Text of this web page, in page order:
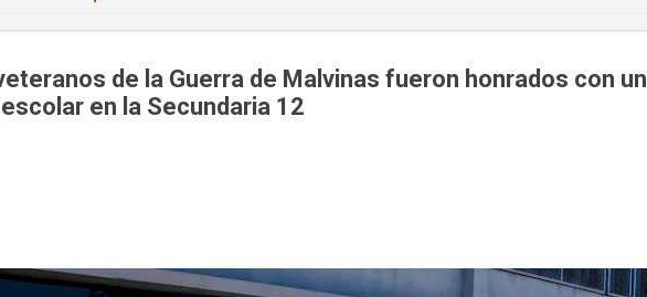
de la Guerra de Malvinas fueron honrados con un
en la Secundaria 12